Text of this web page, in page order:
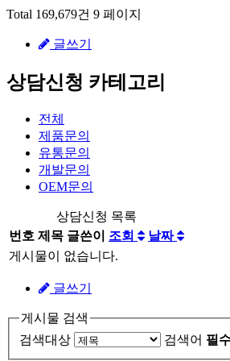
Total 169,679건 9 페이지
글쓰기
상담신청 카테고리
전체
제품문의
유통문의
개발문의
OEM문의
상담신청 목록
번호 제목 글쓴이 조회
날짜
게시물이 없습니다.
글쓰기
게시물 검색
검색대상
검색어 필